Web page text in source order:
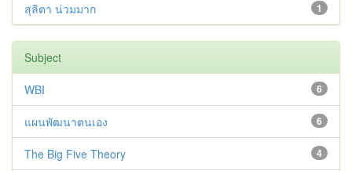
1
สุลิตา น่วมมาก
Subject
6
WBI
6
แผนพัฒนาตนเอง
4
The Big Five Theory